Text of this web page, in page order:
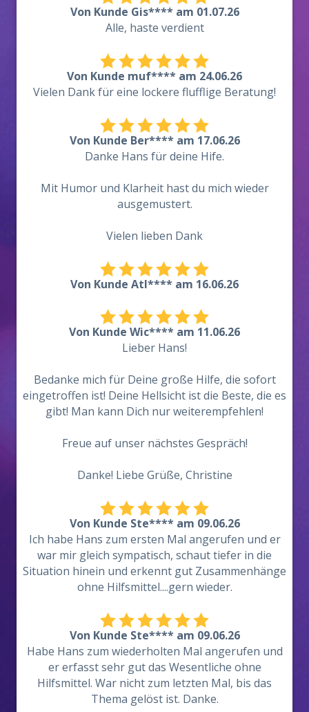
Von Kunde Gis**** am 01.07.26
Alle, haste verdient
Von Kunde muf**** am 24.06.26
Vielen Dank für eine lockere flufflige Beratung!
Von Kunde Ber**** am 17.06.26
Danke Hans für deine Hife.
Mit Humor und Klarheit hast du mich wieder
ausgemustert.
Vielen lieben Dank
Von Kunde Atl**** am 16.06.26
Von Kunde Wic**** am 11.06.26
Lieber Hans!
Bedanke mich für Deine große Hilfe, die sofort
eingetroffen ist! Deine Hellsicht ist die Beste, die es
gibt! Man kann Dich nur weiterempfehlen!
Freue auf unser nächstes Gespräch!
Danke! Liebe Grüße, Christine
Von Kunde Ste**** am 09.06.26
Ich habe Hans zum ersten Mal angerufen und er
war mir gleich sympatisch, schaut tiefer in die
Situation hinein und erkennt gut Zusammenhänge
ohne Hilfsmittel....gern wieder.
Von Kunde Ste**** am 09.06.26
Habe Hans zum wiederholten Mal angerufen und
er erfasst sehr gut das Wesentliche ohne
Hilfsmittel. War nicht zum letzten Mal, bis das
Thema gelöst ist. Danke.